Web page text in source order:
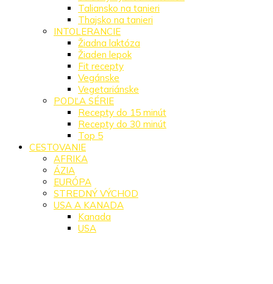
Taliansko na tanieri
Thajsko na tanieri
INTOLERANCIE
Žiadna laktóza
Žiaden lepok
Fit recepty
Vegánske
Vegetariánske
PODĽA SÉRIE
Recepty do 15 minút
Recepty do 30 minút
Top 5
CESTOVANIE
AFRIKA
ÁZIA
EURÓPA
STREDNÝ VÝCHOD
USA A KANADA
Kanada
USA